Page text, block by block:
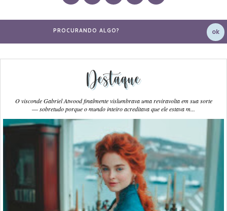
Destaque
O visconde Gabriel Atwood finalmente vislumbrava uma reviravolta em sua sorte
― sobretudo porque o mundo inteiro acreditava que ele estava m...